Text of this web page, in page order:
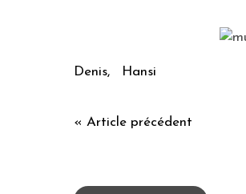
Denis, Hansi
« Article précédent